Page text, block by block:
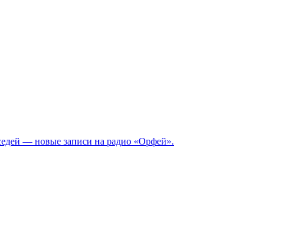
— новые записи на радио «Орфей».